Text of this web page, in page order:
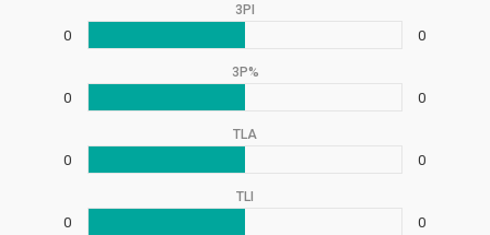
3PI
0 0
3P%
0 0
TLA
0 0
TLI
0 0